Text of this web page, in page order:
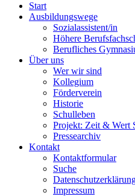
Start
Ausbildungswege
Sozialassistent/in
Höhere
Berufliches
Über uns
Wer wir sind
Kollegium
Förderverein
Historie
Schulleben
Projekt: Zeit & Wert
Pressearchiv
Kontakt
Kontaktformular
Suche
Impressum